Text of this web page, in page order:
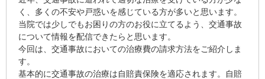
く、多くの不安や戸惑いを感じている方が多いと思います。
当院では少しでもお困りの方のお役に立てるよう、交通事故
について情報を配信できたらと思います。
今回は、交通事故においての治療費の請求方法をご紹介しま
す。
基本的に交通事故の治療は自賠責保険を適応されます。自賠